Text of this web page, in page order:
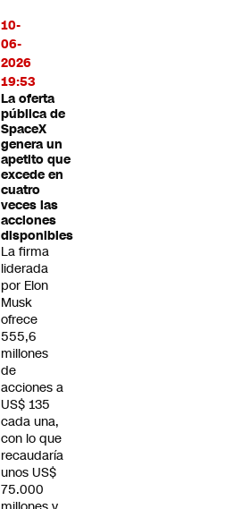
10-
06-
2026
19:53
La oferta
pública de
SpaceX
genera un
apetito que
excede en
cuatro
veces las
acciones
disponibles
La firma
liderada
por Elon
Musk
ofrece
555,6
millones
de
acciones a
US$ 135
cada una,
con lo que
recaudaría
unos US$
75.000